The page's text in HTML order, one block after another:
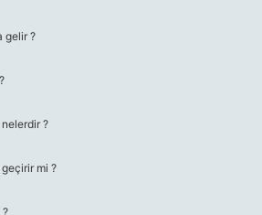
gelir ?
nelerdir ?
mi ?
?